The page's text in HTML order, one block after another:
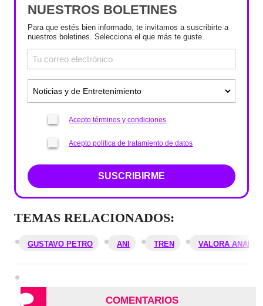
NUESTROS BOLETINES
Para que estés bien informado, te invitamos a suscribirte a
nuestros boletines. Selecciona el que más te guste.
Acepto términos y condiciones
Acepto política de tratamiento de datos
SUSCRIBIRME
TEMAS RELACIONADOS:
GUSTAVO PETRO ANI TREN VALORA
COMENTARIOS